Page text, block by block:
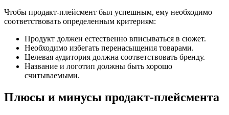
Чтобы продакт-плейсмент был успешным, ему необходимо
соответствовать определенным критериям:
Продукт должен естественно вписываться в сюжет.
Необходимо избегать перенасыщения товарами.
Целевая аудитория должна соответствовать бренду.
Название и логотип должны быть хорошо
считываемыми.
Плюсы и минусы продакт-плейсмента